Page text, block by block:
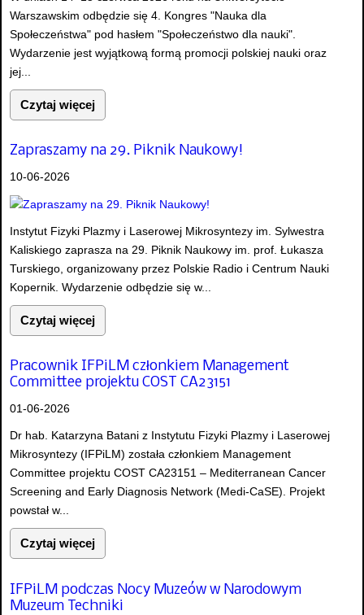
Warszawskim odbędzie się 4. Kongres "Nauka dla
Społeczeństwa" pod hasłem "Społeczeństwo dla nauki".
Wydarzenie jest wyjątkową formą promocji polskiej nauki oraz
jej...
Czytaj więcej
Zapraszamy na 29. Piknik Naukowy!
10-06-2026
Instytut Fizyki Plazmy i Laserowej Mikrosyntezy im. Sylwestra
Kaliskiego zaprasza na 29. Piknik Naukowy im. prof. Łukasza
Turskiego, organizowany przez Polskie Radio i Centrum Nauki
Kopernik. Wydarzenie odbędzie się w...
Czytaj więcej
Pracownik IFPiLM członkiem Management
Committee projektu COST CA23151
01-06-2026
Dr hab. Katarzyna Batani z Instytutu Fizyki Plazmy i Laserowej
Mikrosyntezy (IFPiLM) została członkiem Management
Committee projektu COST CA23151 – Mediterranean Cancer
Screening and Early Diagnosis Network (Medi-CaSE). Projekt
powstał w...
Czytaj więcej
IFPiLM podczas Nocy Muzeów w Narodowym
Muzeum Techniki